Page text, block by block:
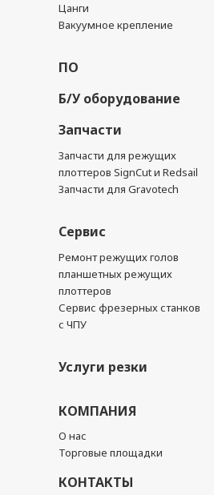
Цанги
Вакуумное крепление
ПО
Б/У оборудование
Запчасти
Запчасти для режущих
плоттеров SignCut и Redsail
Запчасти для Gravotech
Сервис
Ремонт режущих голов
планшетных режущих
плоттеров
Сервис фрезерных станков
с ЧПУ
Услуги резки
КОМПАНИЯ
О нас
Торговые площадки
КОНТАКТЫ